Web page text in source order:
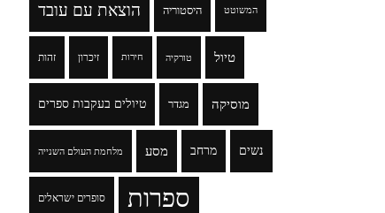
הוצאת עם עובד היסטוריה המשוטט
זהות זיכרון חירות טורקיה טיול
טיולים בעקבות ספרים מגדר מוסיקה
מלחמת העולם השנייה מסע מרחב נשים
סופרים ישראלים ספרות